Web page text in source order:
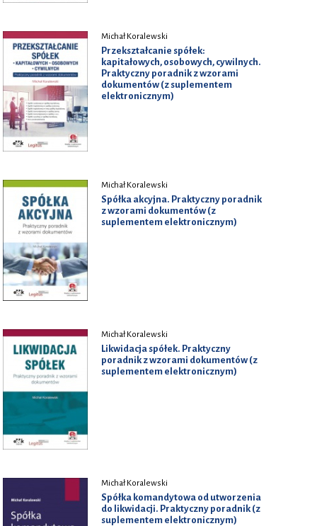
Michał Koralewski
Przekształcanie spółek:
kapitałowych, osobowych, cywilnych.
Praktyczny poradnik z wzorami
dokumentów (z suplementem
elektronicznym)
Michał Koralewski
Spółka akcyjna. Praktyczny poradnik
z wzorami dokumentów (z
suplementem elektronicznym)
Michał Koralewski
Likwidacja spółek. Praktyczny
poradnik z wzorami dokumentów (z
suplementem elektronicznym)
Michał Koralewski
Spółka komandytowa od utworzenia
do likwidacji. Praktyczny poradnik (z
suplementem elektronicznym)